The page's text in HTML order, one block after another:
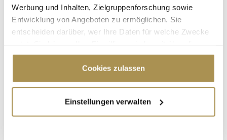
Werbung und Inhalten, Zielgruppenforschung sowie
Entwicklung von Angeboten zu ermöglichen. Sie
entscheiden darüber, wer Ihre Daten für welche Zwecke
Cookie-Erklärung oder durch Klicken auf das Privacy
Trigger Symbol ändern oder widerrufen
Informationen über Ihre geografische Lage
erfassen, welche bis auf einige Meter genau sein
Cookies zulassen
Einstellungen verwalten